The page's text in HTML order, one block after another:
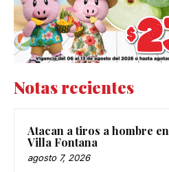
Notas recientes
Atacan a tiros a hombre en
Villa Fontana
agosto 7, 2026